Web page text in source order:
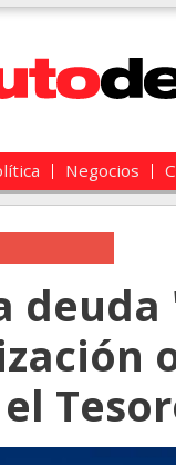
Negocios